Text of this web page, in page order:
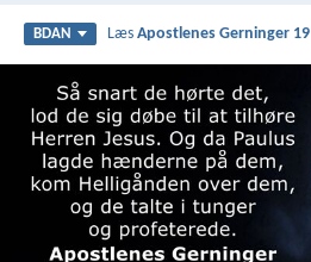
BDAN LæsApostlenes Gerninger 19